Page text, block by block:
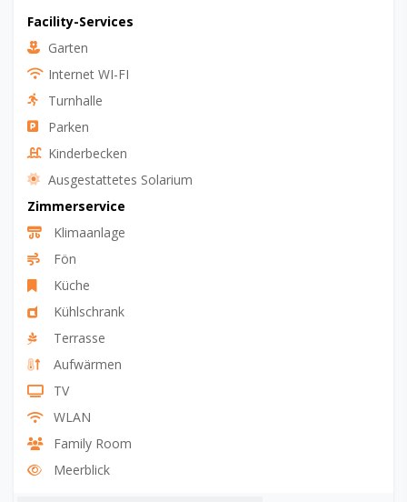
Facility-Services
Garten
Internet WI-FI
Turnhalle
Parken
Kinderbecken
Ausgestattetes Solarium
Zimmerservice
Klimaanlage
Fön
Küche
Kühlschrank
Terrasse
Aufwärmen
TV
WLAN
Family Room
Meerblick